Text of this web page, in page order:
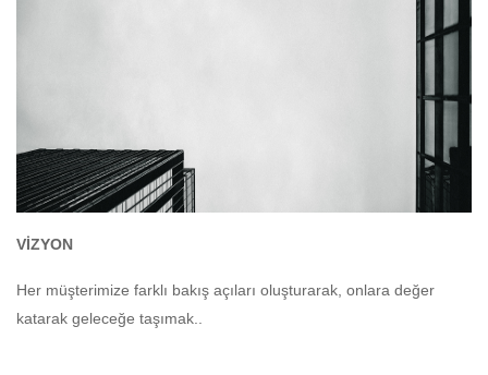
VİZYON
Her müşterimize farklı bakış açıları oluşturarak, onlara değer
katarak geleceğe taşımak..